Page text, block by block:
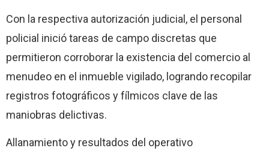
Con la respectiva autorización judicial, el personal
policial inició tareas de campo discretas que
permitieron corroborar la existencia del comercio al
menudeo en el inmueble vigilado, logrando recopilar
registros fotográficos y fílmicos clave de las
maniobras delictivas.
Allanamiento y resultados del operativo